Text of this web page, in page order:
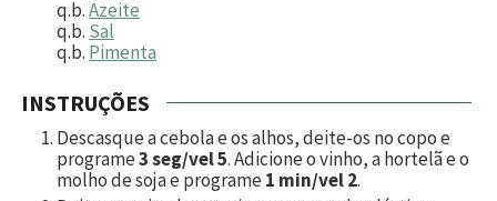
q.b.Azeite
q.b. Sal
q.b. Pimenta
INSTRUÇÕES
Descasque a cebola e os alhos, deite-os no copo e
programe3 seg/vel 5. Adicione o vinho, a hortelã e o
molho de soja e programe1 min/vel 2.